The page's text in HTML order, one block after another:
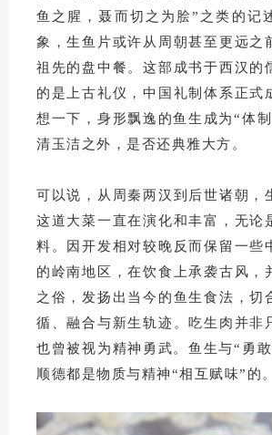
鱼之腥，聂而切之为脍”之类的记
象，生鱼片或许从周朝甚至更远之
祖先的盘中餐。这部成书于西汉的
的是上古礼仪，中国礼制体系正式
想一下，身形飘逸的鱼生成为“体
清玉洁之外，是否还典雅大方。
可以说，从周秦两汉到后世诸朝，
这道大菜一直在演化和丰富，无论
料。因开发相对较晚反而保留一些
的岭南地区，在饮食上承袭古风，
之俗，发扬出当今的鱼生食法，切
循、融合与新生轨迹。吃生肉并非
也曾被视为精神勇武。鱼生与“勇
顺德都是物质与精神“相互赋味”的。